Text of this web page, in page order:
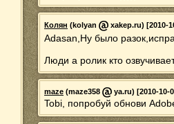
Колян (kolyan xakep.ru) [2010-
Adasan,Ну было
Люди а ролик кто
maze (maze358 ya.ru) [2010-10-
Tobi, попробуй обнови